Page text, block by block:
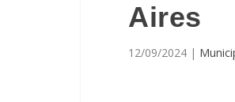
Aires
12/09/2024 |